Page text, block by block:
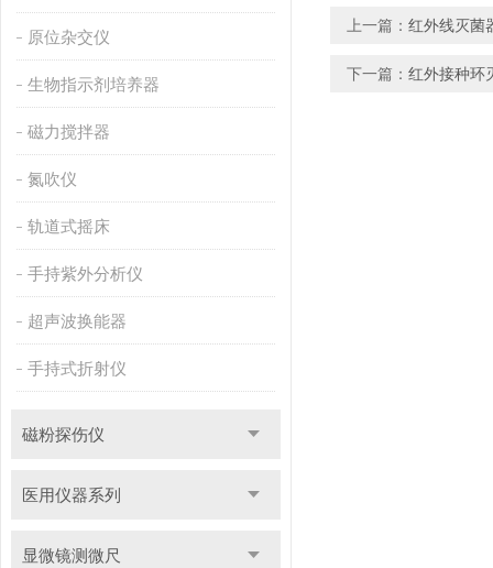
原位杂交仪
生物指示剂培养器
磁力搅拌器
氮吹仪
轨道式摇床
手持紫外分析仪
超声波换能器
手持式折射仪
磁粉探伤仪
医用仪器系列
显微镜测微尺
上一篇： 红外线灭菌
下一篇： 红外接种环